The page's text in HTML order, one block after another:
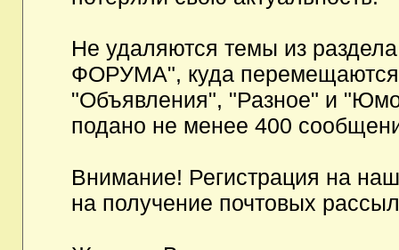
Не удаляются темы из
ФОРУМА", куда перемещаются
"Объявления", "Разное" и
подано не менее 400
Внимание! Регистрация на
на получение почтовых